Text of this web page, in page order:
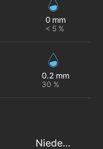
0 mm
< 5 %
0.2 mm
30 %
Niederschlag